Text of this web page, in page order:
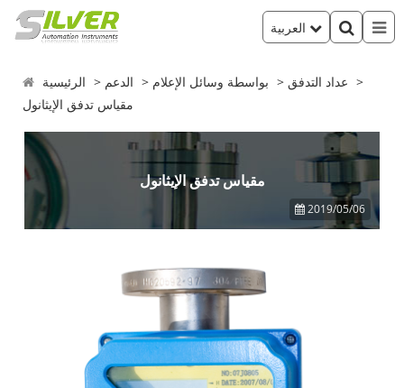
الرئيسية الدعم بواسطة وسائل الإعلام
عداد التدفق
مقياس تدفق الإيثانول
مقياس تدفق الإيثانول
2019/05/06